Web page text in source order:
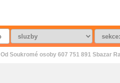
Od Soukromé osoby 607 751 891 Sbazar